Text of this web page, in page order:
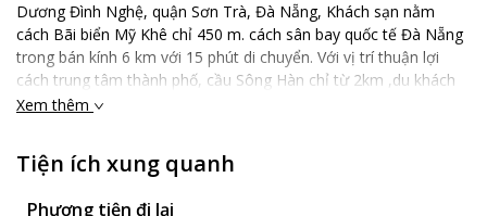
Dương Đình Nghệ, quận Sơn Trà, Đà Nẵng, Khách sạn nằm
cách Bãi biển Mỹ Khê chỉ 450 m. cách sân bay quốc tế Đà Nẵng
trong bán kính 6 km với 15 phút di chuyển. Với vị trí thuận lợi
cách trung tâm thành phố, cầu Sông Hàn chỉ từ 2km ,du khách
chỉ mất khoảng 10 phút đi xe để tham quan các địa điểm nổi
chỗ ở hiện đại với đầy đủ trang thiết bị. Khách sạn có nhà hàng
Xem thêm
Tiện ích xung quanh
Phương tiện đi lại